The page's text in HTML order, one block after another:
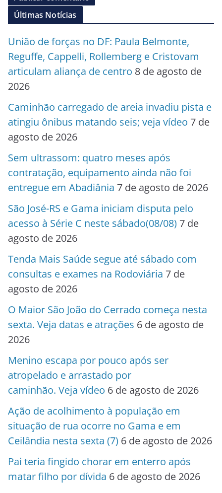
Últimas Notícias
União de forças no DF: Paula Belmonte,
Reguffe, Cappelli, Rollemberg e Cristovam
articulam aliança de centro 8 de agosto de
2026
Caminhão carregado de areia invadiu pista e
atingiu ônibus matando seis; veja vídeo 7 de
agosto de 2026
Sem ultrassom: quatro meses após
contratação, equipamento ainda não foi
entregue em Abadiânia 7 de agosto de 2026
São José-RS e Gama iniciam disputa pelo
acesso à Série C neste sábado(08/08) 7 de
agosto de 2026
Tenda Mais Saúde segue até sábado com
consultas e exames na Rodoviária 7 de
agosto de 2026
O Maior São João do Cerrado começa nesta
sexta. Veja datas e atrações 6 de agosto de
2026
Menino escapa por pouco após ser
atropelado e arrastado por
caminhão. Veja vídeo 6 de agosto de 2026
Ação de acolhimento à população em
situação de rua ocorre no Gama e em
Ceilândia nesta sexta (7) 6 de agosto de 2026
Pai teria fingido chorar em enterro após
matar filho por dívida 6 de agosto de 2026